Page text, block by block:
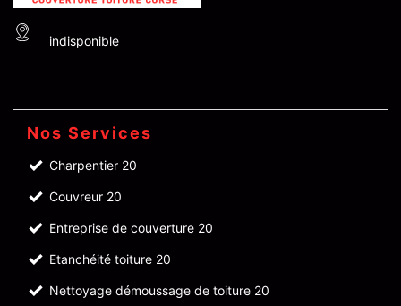
indisponible
Nos Services
Charpentier 20
Couvreur 20
Entreprise de couverture 20
Etanchéité toiture 20
Nettoyage démoussage de toiture 20